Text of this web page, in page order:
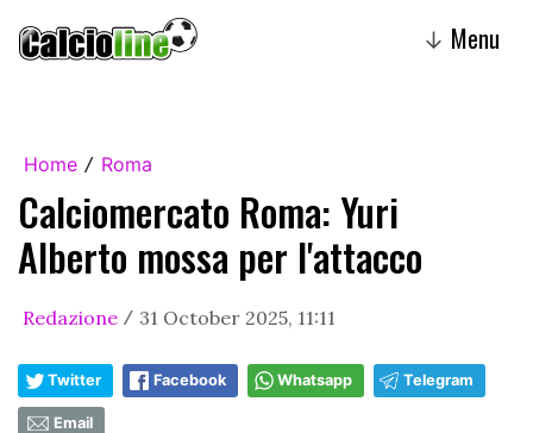
↓ Menu
Home / Roma
Calciomercato Roma: Yuri
Alberto mossa per l'attacco
Redazione / 31 October 2025, 11:11
Twitter Facebook Whatsapp Telegram
Email